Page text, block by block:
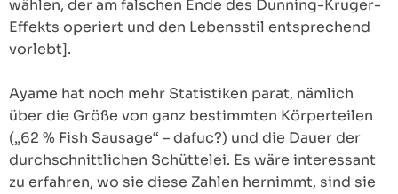
wählen, der am falschen Ende des Dunning-Kruger-
Effekts operiert und den Lebensstil entsprechend
vorlebt].
Ayame hat noch mehr Statistiken parat, nämlich
über die Größe von ganz bestimmten Körperteilen
(„62 % Fish Sausage“ – dafuc?) und die Dauer der
durchschnittlichen Schüttelei. Es wäre interessant
zu erfahren, wo sie diese Zahlen hernimmt, sind sie